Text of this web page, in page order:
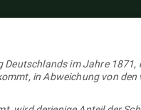
Deutsch­lands im Jahre
in Abwei­chung von